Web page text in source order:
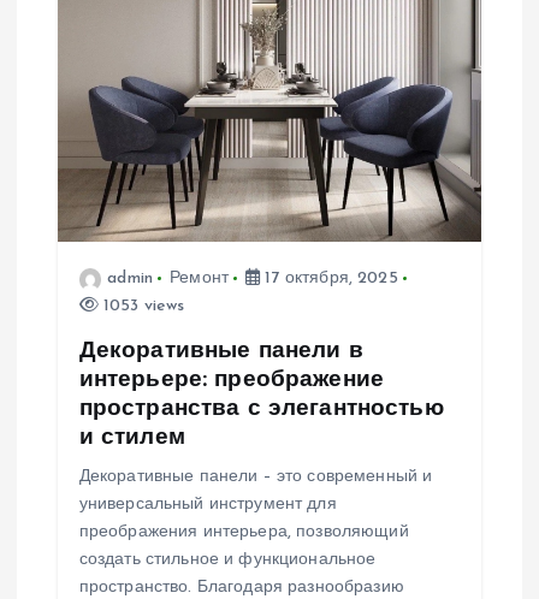
admin Ремонт
17 октября, 2025
1053 views
Декоративные панели в
интерьере: преображение
пространства с элегантностью
и стилем
Декоративные панели – это современный и
универсальный инструмент для
преображения интерьера, позволяющий
создать стильное и функциональное
пространство. Благодаря разнообразию